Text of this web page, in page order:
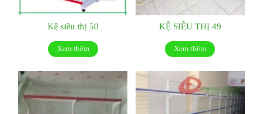
Kệ siêu thị 50
Xem thêm
KỆ SIÊU THỊ 49
Xem thêm